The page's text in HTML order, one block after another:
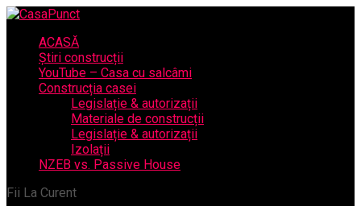
ACASĂ
Știri construcții
YouTube – Casa cu salcâmi
Construcția casei
Legislație & autorizații
Materiale de construcții
Legislație & autorizații
Izolații
NZEB vs. Passive House
Fii La Curent